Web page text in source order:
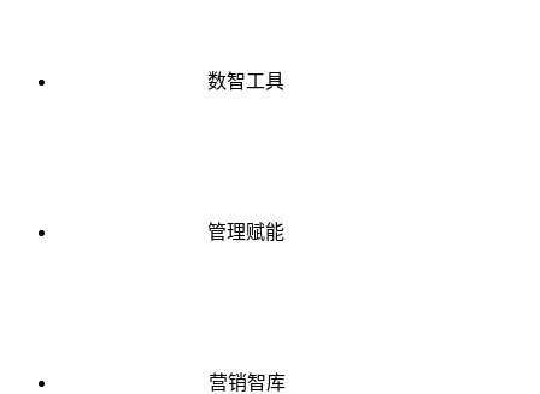
数智工具
管理赋能
营销智库